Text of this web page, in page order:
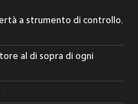
a strumento di controllo.
al di sopra di ogni